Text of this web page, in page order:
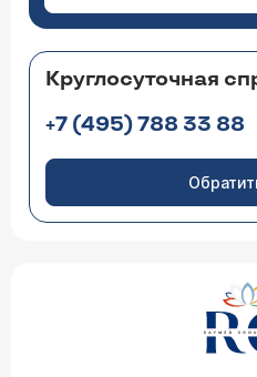
Круглосуточная
+7 (495) 788 33 88